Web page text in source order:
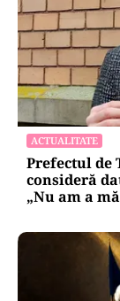
ACTUALITATE
Prefectul de
consideră
„Nu am a